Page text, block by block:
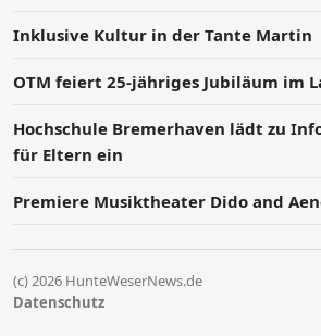
Inklusive Kultur in der Tante Martin
OTM feiert 25-jähriges Jubiläum im
Hochschule Bremerhaven lädt zu
für Eltern ein
Premiere Musiktheater Dido and
(c) 2026 HunteWeserNews.de
Datenschutz